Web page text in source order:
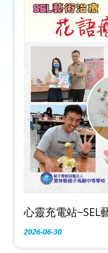
心靈充電站~SEL
2026-06-30